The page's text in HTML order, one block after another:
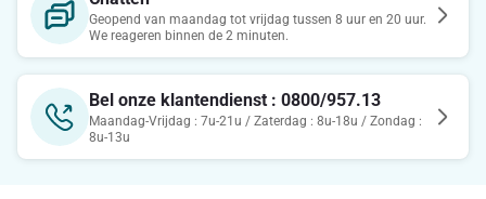
Geopend van maandag tot vrijdag tussen 8 uur en 20 uur.
We reageren binnen de 2 minuten.
Bel onze klantendienst : 0800/957.13
Maandag-Vrijdag : 7u-21u / Zaterdag : 8u-18u / Zondag :
8u-13u